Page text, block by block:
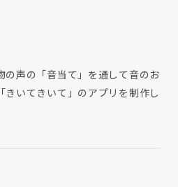
の声の「音当て」を通して音のお
きいてきいて」のアプリを制作し